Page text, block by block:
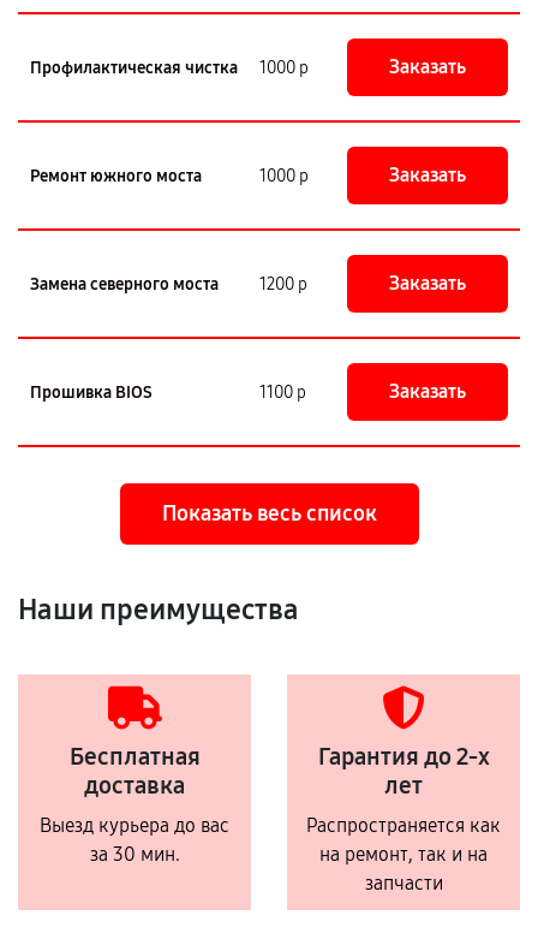
Профилактическая чистка 1000 р Заказать
Ремонт южного моста 1000 р Заказать
Замена северного моста 1200 р Заказать
Прошивка BIOS 1100 р Заказать
Показать весь список
Наши преимущества
Бесплатная
доставка
Выезд курьера до вас
за 30 мин.
Гарантия до 2-х
лет
Распространяется как
на ремонт, так и на
запчасти